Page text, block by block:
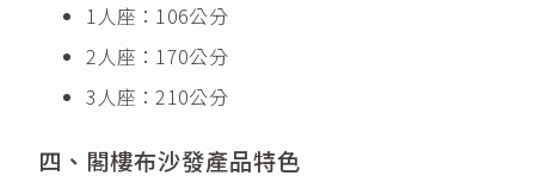
1人座：106公分
2人座：170公分
3人座：210公分
四、閣樓布沙發產品特色